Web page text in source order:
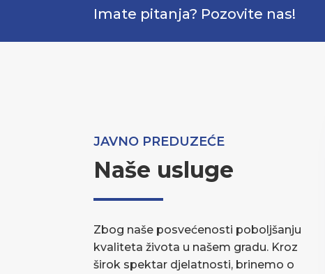
Imate pitanja? Pozovite nas!
JAVNO PREDUZEĆE
Naše usluge
Zbog naše posvećenosti poboljšanju
kvaliteta života u našem gradu. Kroz
širok spektar djelatnosti, brinemo o